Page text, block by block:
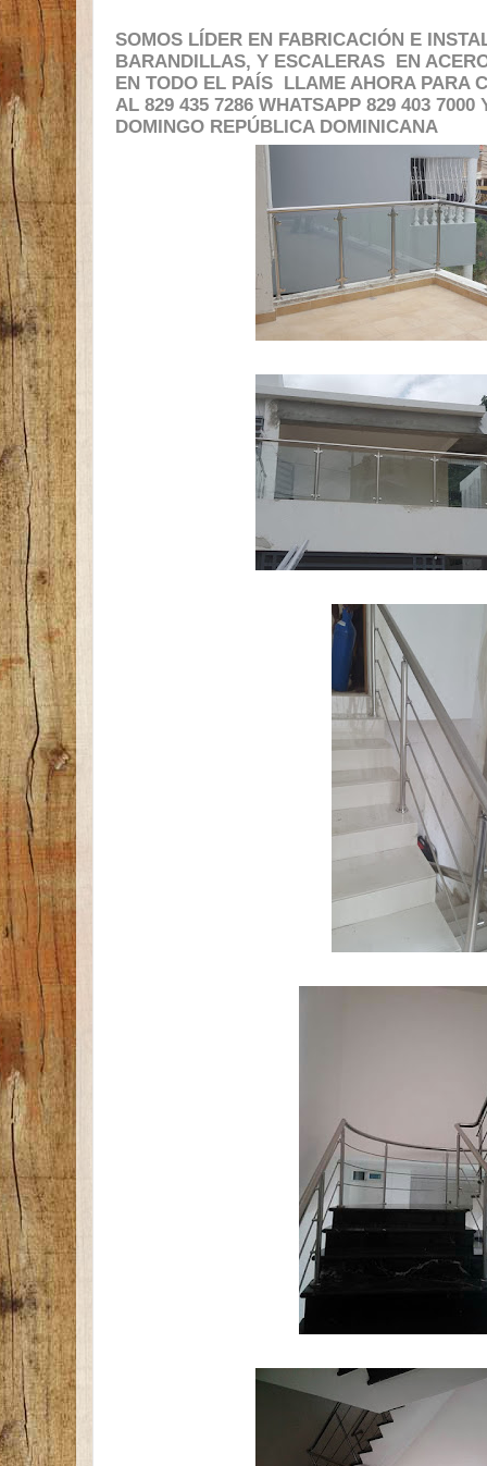
SOMOS LÍDER EN FABRICACIÓN E
BARANDILLAS, Y ESCALERAS EN
EN TODO EL PAÍS LLAME AHORA PARA
AL 829 435 7286 WHATSAPP 829 403 7000
DOMINGO REPÚBLICA DOMINICANA